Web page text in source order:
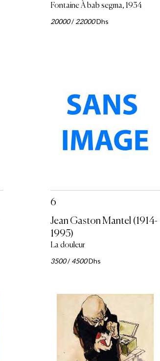
Fontaine À bab segma, 1934
20000/22000Dhs
6
Jean Gaston Mantel (1914-
1995)
La douleur
3500/4500Dhs